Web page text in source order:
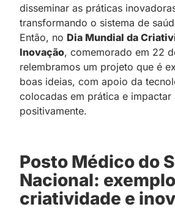
disseminar as práticas
transformando o sistema de
Então, no Dia Mundial da
Inovação, comemorado em 22
relembramos um projeto que é
boas ideias, com apoio da
colocadas em prática e impactar
positivamente.
Posto Médico do
Nacional:
criatividade e